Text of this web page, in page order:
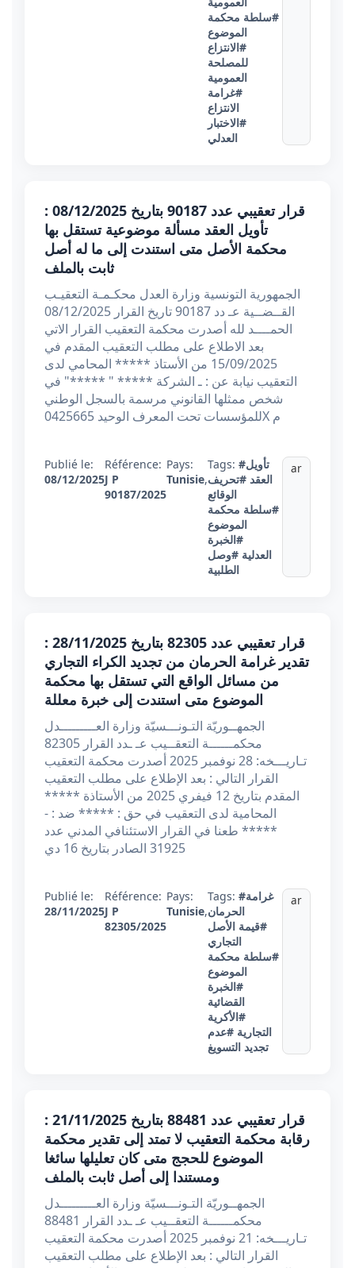
#سلطة محكمة
الموضوع
#الانتزاع
للمصلحة
العمومية
#غرامة
الانتزاع
#الاختبار
العدلي
قرار تعقيبي عدد 90187 بتاريخ 08/12/2025 :
تأويل العقد مسألة موضوعية تستقل بها
محكمة الأصل متى استندت إلى ما له أصل
ثابت بالملف
الجمهورية التونسية وزارة العدل محكـمـة التعقيـب
القــضــية عـ دد 90187 تاريخ القرار 08/12/2025
الحمــــد لله أصدرت محكمة التعقيب القرار الاتي
بعد الاطلاع على مطلب التعقيب المقدم في
15/09/2025 من الأستاذ ***** المحامي لدى
التعقيب نيابة عن : ـ الشركة ***** " *****" في
شخص ممثلها القانوني مرسمة بالسجل الوطني
للمؤسسات تحت المعرف الوحيد 0425665X م
Publié le:
08/12/2025
Référence:
J P
90187/2025
Pays:
Tunisie,
Tags: #تأويل
العقد #تحريف
الوقائع
#سلطة محكمة
الموضوع
#الخبرة
العدلية #وصل
الطلبية
ar
قرار تعقيبي عدد 82305 بتاريخ 28/11/2025 :
تقدير غرامة الحرمان من تجديد الكراء التجاري
من مسائل الواقع التي تستقل بها محكمة
الموضوع متى استندت إلى خبرة معللة
الجمهــوريّة التـونـــسيّة وزارة العـــــــــدل
محكمــــــة التعقــيب عـ ـدد القرار 82305
تـاريـــخه: 28 نوفمبر 2025 أصدرت محكمة التعقيب
القرار التالي : بعد الإطلاع على مطلب التعقيب
المقدم بتاريخ 12 فيفري 2025 من الأستاذة *****
المحامية لدى التعقيب في حق : ***** ضد : -
***** طعنا في القرار الاستئنافي المدني عدد
31925 الصادر بتاريخ 16 دي
Publié le:
28/11/2025
Référence:
J P
82305/2025
Pays:
Tunisie,
Tags: #غرامة
الحرمان
#قيمة الأصل
التجاري
#سلطة محكمة
الموضوع
#الخبرة
القضائية
#الأكرية
التجارية #عدم
تجديد التسويغ
ar
قرار تعقيبي عدد 88481 بتاريخ 21/11/2025 :
رقابة محكمة التعقيب لا تمتد إلى تقدير محكمة
الموضوع للحجج متى كان تعليلها سائغا
ومستندا إلى أصل ثابت بالملف
الجمهــوريّة التـونـــسيّة وزارة العـــــــــدل
محكمــــــة التعقــيب عـ ـدد القرار 88481
تـاريـــخه: 21 نوفمبر 2025 أصدرت محكمة التعقيب
القرار التالي : بعد الإطلاع على مطلب التعقيب